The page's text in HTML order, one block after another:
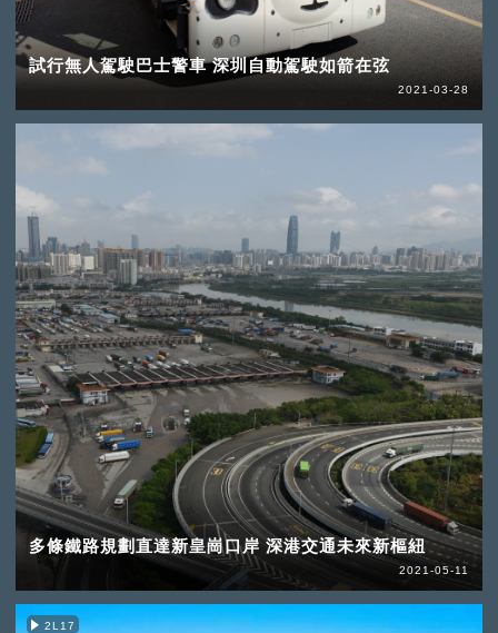
試行無人駕駛巴士警車 深圳自動駕駛如箭在弦
2021-03-28
多條鐵路規劃直達新皇崗口岸 深港交通未來新樞紐
2021-05-11
2L17